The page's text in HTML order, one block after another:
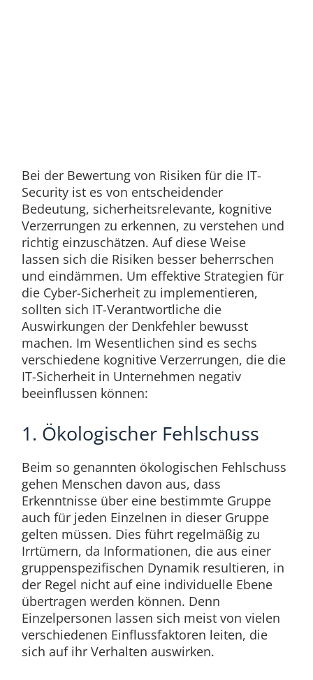
Bei der Bewertung von Risiken für die IT-
Security ist es von entscheidender
Bedeutung, sicherheitsrelevante, kognitive
Verzerrungen zu erkennen, zu verstehen und
richtig einzuschätzen. Auf diese Weise
lassen sich die Risiken besser beherrschen
und eindämmen. Um effektive Strategien für
die Cyber-Sicherheit zu implementieren,
sollten sich IT-Verantwortliche die
Auswirkungen der Denkfehler bewusst
machen. Im Wesentlichen sind es sechs
verschiedene kognitive Verzerrungen, die die
IT-Sicherheit in Unternehmen negativ
beeinflussen können:
1. Ökologischer Fehlschuss
Beim so genannten ökologischen Fehlschuss
gehen Menschen davon aus, dass
Erkenntnisse über eine bestimmte Gruppe
auch für jeden Einzelnen in dieser Gruppe
gelten müssen. Dies führt regelmäßig zu
Irrtümern, da Informationen, die aus einer
gruppenspezifischen Dynamik resultieren, in
der Regel nicht auf eine individuelle Ebene
übertragen werden können. Denn
Einzelpersonen lassen sich meist von vielen
verschiedenen Einflussfaktoren leiten, die
sich auf ihr Verhalten auswirken.